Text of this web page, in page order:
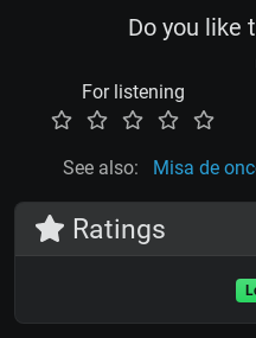
Do you like
For listening
See also: Misa de
Ratings